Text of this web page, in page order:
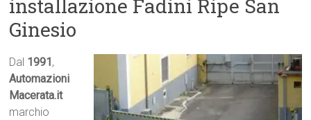
installazione Fadini Ripe San
Ginesio
Dal 1991 ,
Automazioni
Macerata.it
marchio